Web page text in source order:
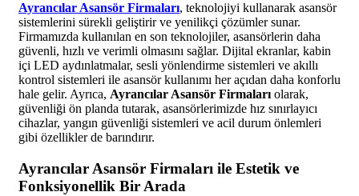
Ayrancılar Asansör Firmaları, teknolojiyi kullanarak asansör
sistemlerini sürekli geliştirir ve yenilikçi çözümler sunar.
Firmamızda kullanılan en son teknolojiler, asansörlerin daha
güvenli, hızlı ve verimli olmasını sağlar. Dijital ekranlar, kabin
içi LED aydınlatmalar, sesli yönlendirme sistemleri ve akıllı
kontrol sistemleri ile asansör kullanımı her açıdan daha konforlu
hale gelir. Ayrıca, Ayrancılar Asansör Firmaları olarak,
güvenliği ön planda tutarak, asansörlerimizde hız sınırlayıcı
cihazlar, yangın güvenliği sistemleri ve acil durum önlemleri
gibi özellikler de barındırır.
Ayrancılar Asansör Firmaları ile Estetik ve
Fonksiyonellik Bir Arada